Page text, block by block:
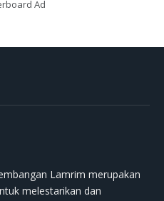
Lamrim merupakan
melestarikan dan